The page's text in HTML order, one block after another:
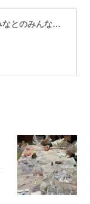
ひたちなか市造形教室｜みなとのみんなのアトリエ